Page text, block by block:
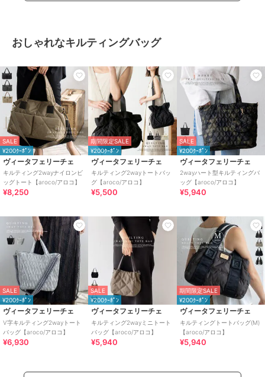
おしゃれなキルティングバッグ
SALE
¥200ｸｰﾎﾟﾝ
ヴィータフェリーチェ
キルティング2wayナイロンビ
ッグトート【aroco/アロコ】
¥8,250
期間限定SALE
¥200ｸｰﾎﾟﾝ
ヴィータフェリーチェ
キルティング2wayトートバッ
グ【aroco/アロコ】
¥5,500
SALE
¥200ｸｰﾎﾟﾝ
ヴィータフェリーチェ
2wayハート型キルティングバ
ッグ【aroco/アロコ】
¥5,940
SALE
¥200ｸｰﾎﾟﾝ
ヴィータフェリーチェ
V字キルティング2wayトート
バッグ【aroco/アロコ】
¥6,930
SALE
¥200ｸｰﾎﾟﾝ
ヴィータフェリーチェ
キルティング2wayミニトート
バッグ【aroco/アロコ】
¥5,940
期間限定SALE
¥200ｸｰﾎﾟﾝ
ヴィータフェリーチェ
キルティングトートバッグ(M)
【aroco/アロコ】
¥5,940